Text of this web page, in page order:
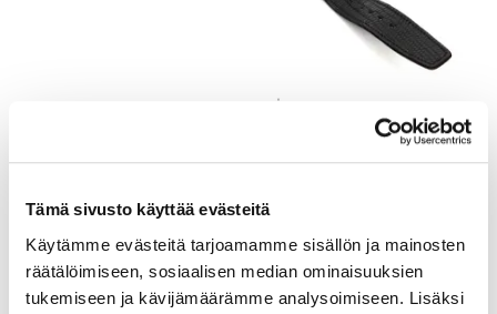
Tämä sivusto käyttää evästeitä
Käytämme evästeitä tarjoamamme sisällön ja mainosten
räätälöimiseen, sosiaalisen median ominaisuuksien
tukemiseen ja kävijämäärämme analysoimiseen. Lisäksi
Kultarannekello, Certina, quatrz;ei käy, 585br, Paino: 27,2 g
Tarjous:480 € (2)
Myyrmäen Pantti
12.8.2026 19:33:30